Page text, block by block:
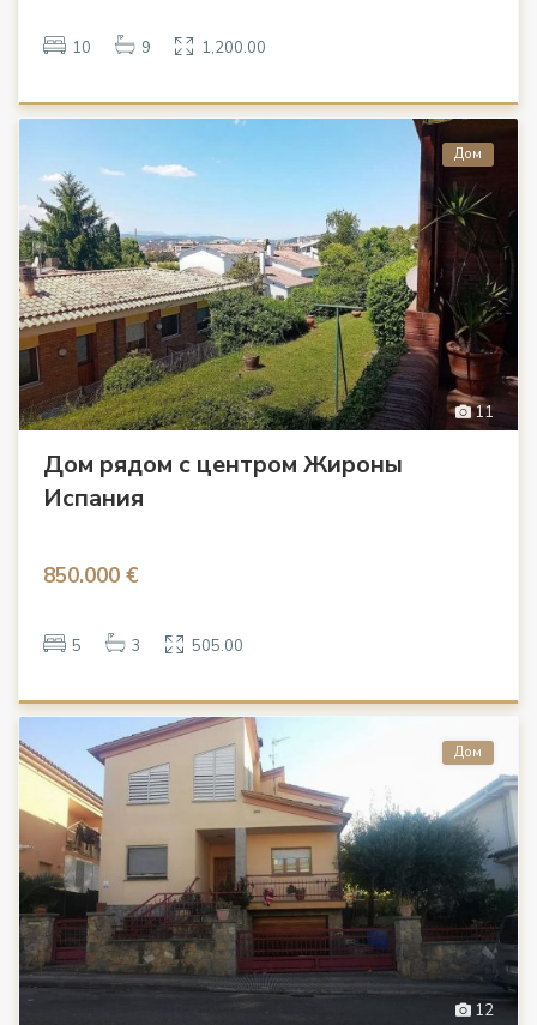
10 9 1,200.00
11
Дом
Дом рядом с центром Жироны
Испания
850.000 €
5 3 505.00
12
Дом